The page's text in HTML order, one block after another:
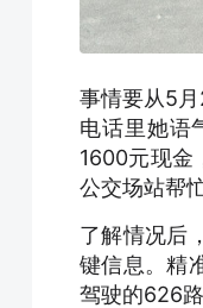
事情要从5
电话里她语
1600元现金
公交场站帮
了解情况后
键信息。精
驾驶的626